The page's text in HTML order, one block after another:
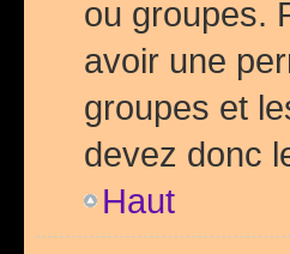
ou groupes.
avoir une
groupes et
devez donc
Haut